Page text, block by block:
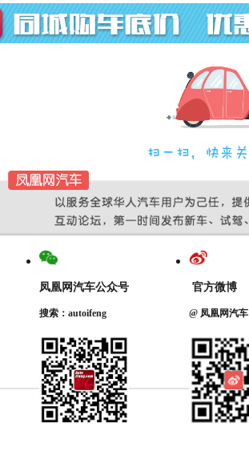
凤凰网汽车公众号
搜索：autoifeng
官方微博
@ 凤凰网汽车